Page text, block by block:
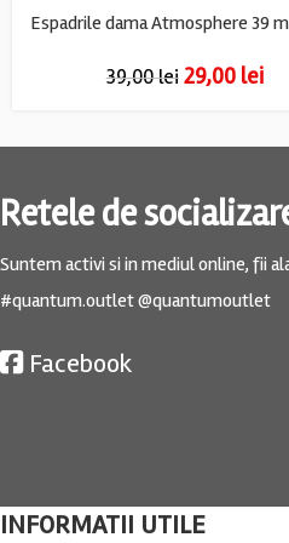
39,00lei 29,00 lei
Retele de
Suntem activi si in mediul online, fii
#quantum.outlet @quantumoutlet
Facebook
INFORMATII UTILE